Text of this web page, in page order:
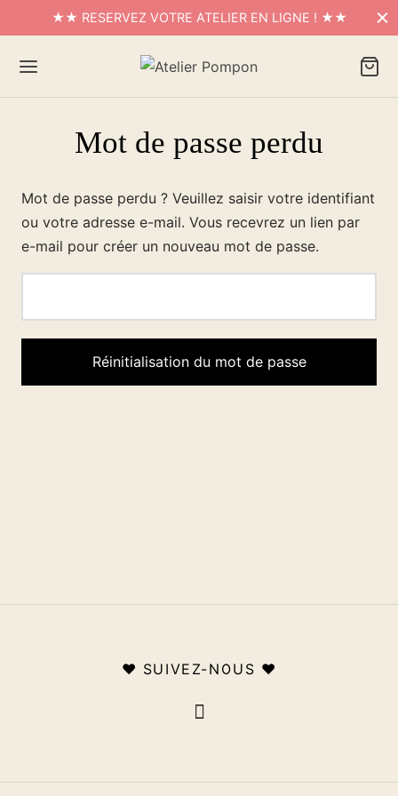
★★ RESERVEZ VOTRE ATELIER EN LIGNE ! ★★
Mot de passe perdu
Mot de passe perdu ? Veuillez saisir votre identifiant
ou votre adresse e-mail. Vous recevrez un lien par
e-mail pour créer un nouveau mot de passe.
Réinitialisation du mot de passe
♥ SUIVEZ-NOUS ♥